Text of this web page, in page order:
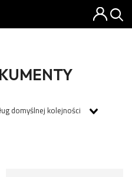
domyślnej kolejności